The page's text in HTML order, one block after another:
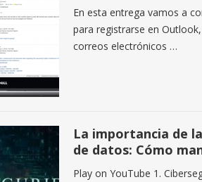
En esta entrega vamos a
para registrarse en
correos electrónicos …
La importancia de
de datos: Cómo
Play on YouTube 1.